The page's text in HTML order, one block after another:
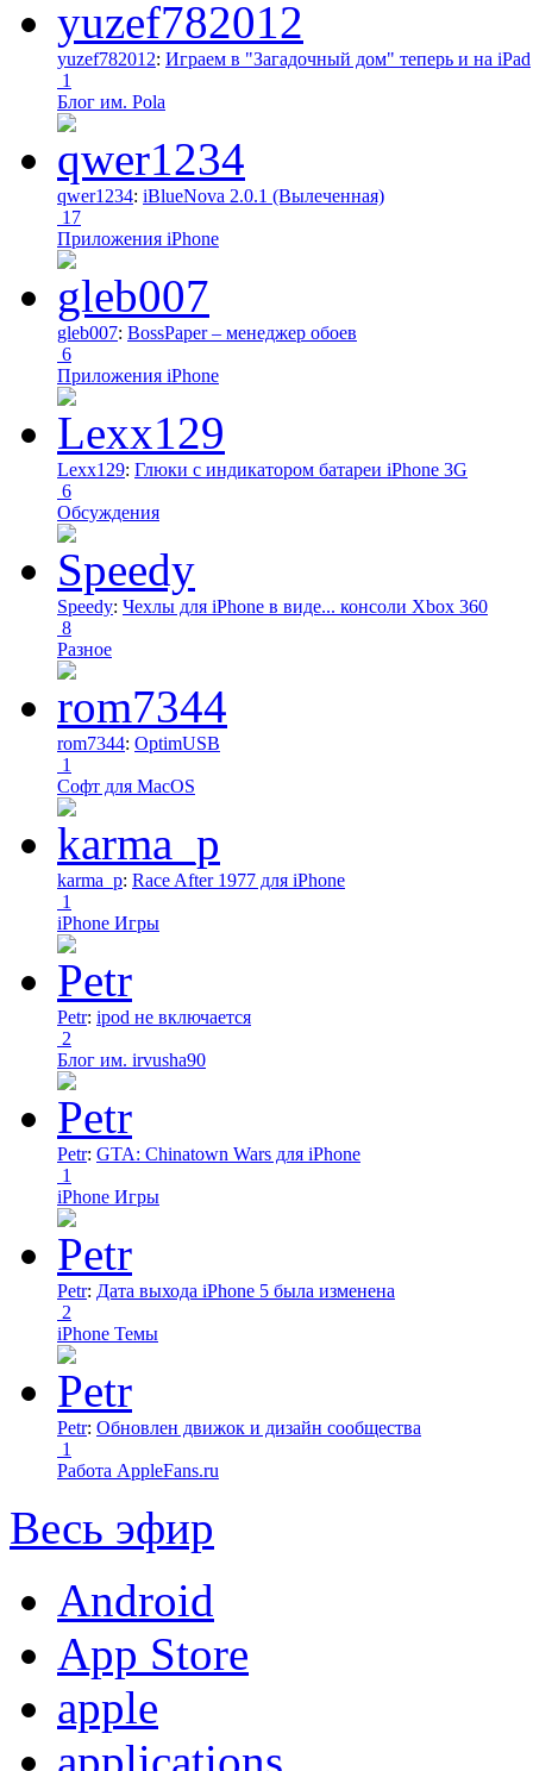
yuzef782012: Играем в "Загадочный дом" теперь и на iPad
1
Блог им. Pola
qwer1234: iBlueNova 2.0.1 (Вылеченная)
17
Приложения iPhone
gleb007: BossPaper – менеджер обоев
6
Приложения iPhone
Lexx129: Глюки с индикатором батареи iPhone 3G
6
Обсуждения
Speedy: Чехлы для iPhone в виде... консоли Xbox 360
8
Разное
rom7344: OptimUSB
1
Софт для MacOS
karma_p: Race After 1977 для iPhone
1
iPhone Игры
Petr: ipod не включается
2
Блог им. irvusha90
Petr: GTA: Chinatown Wars для iPhone
1
iPhone Игры
Petr: Дата выхода iPhone 5 была изменена
2
iPhone Темы
Petr: Обновлен движок и дизайн сообщества
1
Работа AppleFans.ru
Весь эфир
Android
App Store
apple
applications